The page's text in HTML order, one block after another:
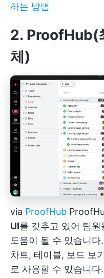
하는 방법
2. ProofHub(
체)
via ProofHub
UI를 갖추고 있어 팀
도움이 될 수 있습니
차트, 테이블, 보드 보
로 사용할 수 있습니다.